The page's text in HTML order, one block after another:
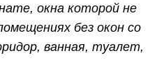
окна которой не
без окон со
ванная, туалет,